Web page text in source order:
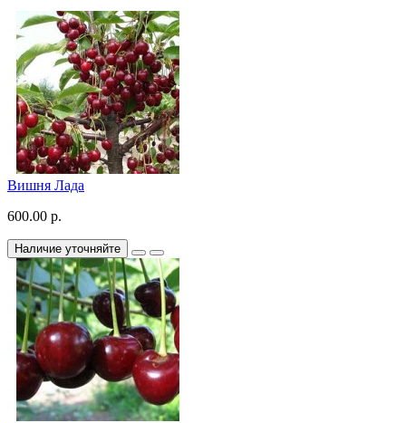
Вишня Лада
600.00 р.
Наличие уточняйте